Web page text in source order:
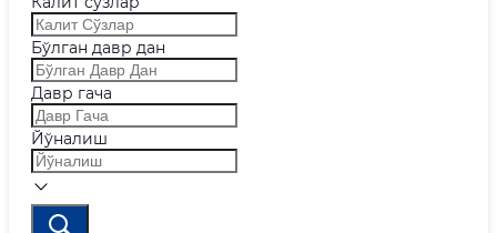
Бўлган давр дан
Давр гача
Йўналиш